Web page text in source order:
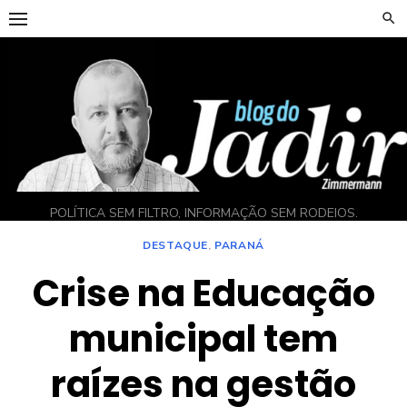
Skip
to
POLÍTICA SEM FILTRO, INFORMAÇÃO SEM RODEIOS.
DESTAQUE, PARANÁ
Crise na Educação
municipal tem
raízes na gestão